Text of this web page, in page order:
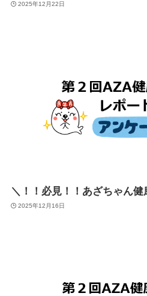
2025年12月22日
＼！！必見！！あざちゃん
2025年12月16日